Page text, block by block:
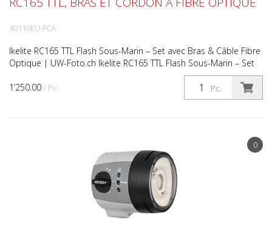
1’250.00 / Pc. Pc.
40116EU-FCA
Ikelite RC165 TTL Flash Sous-Marin – Set avec Bras & Câble Fibre
Optique | UW-Foto.ch Ikelite RC165 TTL Flash Sous-Marin – Set
avec Bras & Câble Fibre Optique Flash TTL p...
0